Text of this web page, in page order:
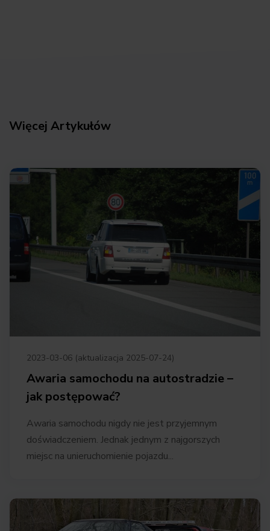
Więcej Artykułów
2023-03-06 (aktualizacja 2025-07-24)
Awaria samochodu na autostradzie –
jak postępować?
Awaria samochodu nigdy nie jest przyjemnym
doświadczeniem. Jednak jednym z najgorszych
miejsc na unieruchomienie pojazdu...